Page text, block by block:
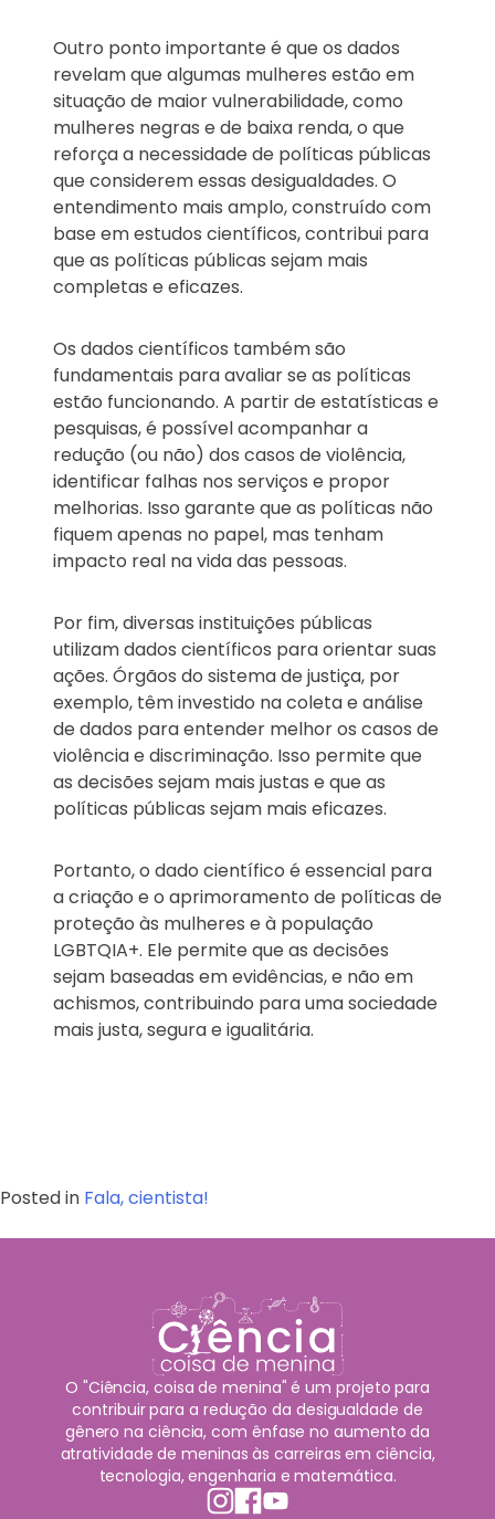
Outro ponto importante é que os dados
revelam que algumas mulheres estão em
situação de maior vulnerabilidade, como
mulheres negras e de baixa renda, o que
reforça a necessidade de políticas públicas
que considerem essas desigualdades. O
entendimento mais amplo, construído com
base em estudos científicos, contribui para
que as políticas públicas sejam mais
completas e eficazes.
Os dados científicos também são
fundamentais para avaliar se as políticas
estão funcionando. A partir de estatísticas e
pesquisas, é possível acompanhar a
redução (ou não) dos casos de violência,
identificar falhas nos serviços e propor
melhorias. Isso garante que as políticas não
fiquem apenas no papel, mas tenham
impacto real na vida das pessoas.
Por fim, diversas instituições públicas
utilizam dados científicos para orientar suas
ações. Órgãos do sistema de justiça, por
exemplo, têm investido na coleta e análise
de dados para entender melhor os casos de
violência e discriminação. Isso permite que
as decisões sejam mais justas e que as
políticas públicas sejam mais eficazes.
Portanto, o dado científico é essencial para
a criação e o aprimoramento de políticas de
proteção às mulheres e à população
LGBTQIA+. Ele permite que as decisões
sejam baseadas em evidências, e não em
achismos, contribuindo para uma sociedade
mais justa, segura e igualitária.
Posted in Fala, cientista!
O "Ciência, coisa de menina" é um projeto para
contribuir para a redução da desigualdade de
gênero na ciência, com ênfase no aumento da
atratividade de meninas às carreiras em ciência,
tecnologia, engenharia e matemática.